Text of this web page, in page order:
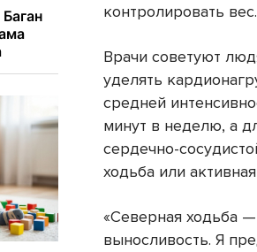
контролировать вес.
Врачи советуют
уделять
средней
минут в неделю, а
сердечно-
ходьба или
«Северная ходьба
выносливость. Я